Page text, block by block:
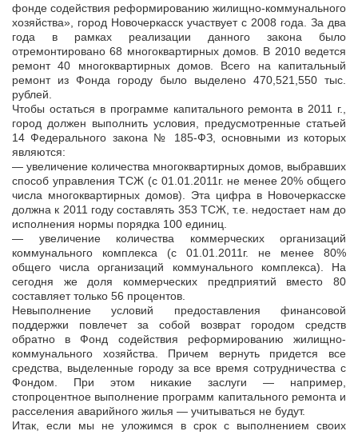
фонде содействия реформированию жилищно-коммунального
хозяйства», город Новочеркасск участвует с 2008 года. За два
года в рамках реализации данного закона было
отремонтировано 68 многоквартирных домов. В 2010 ведется
ремонт 40 многоквартирных домов. Всего на капитальный
ремонт из Фонда городу было выделено 470,521,550 тыс.
рублей.
Чтобы остаться в программе капитального ремонта в 2011 г.,
город должен выполнить условия, предусмотренные статьей
14 Федерального закона № 185-ФЗ, основными из которых
являются:
— увеличение количества многоквартирных домов, выбравших
способ управления ТСЖ (с 01.01.2011г. не менее 20% общего
числа многоквартирных домов). Эта цифра в Новочеркасске
должна к 2011 году составлять 353 ТСЖ, т.е. недостает нам до
исполнения нормы порядка 100 единиц.
— увеличение количества коммерческих организаций
коммунального комплекса (с 01.01.2011г. не менее 80%
общего числа организаций коммунального комплекса). На
сегодня же доля коммерческих предприятий вместо 80
составляет только 56 процентов.
Невыполнение условий предоставления финансовой
поддержки повлечет за собой возврат городом средств
обратно в Фонд содействия реформированию жилищно-
коммунального хозяйства. Причем вернуть придется все
средства, выделенные городу за все время сотрудничества с
Фондом. При этом никакие заслуги — например,
стопроцентное выполнение программ капитального ремонта и
расселения аварийного жилья — учитываться не будут.
Итак, если мы не уложимся в срок с выполнением своих